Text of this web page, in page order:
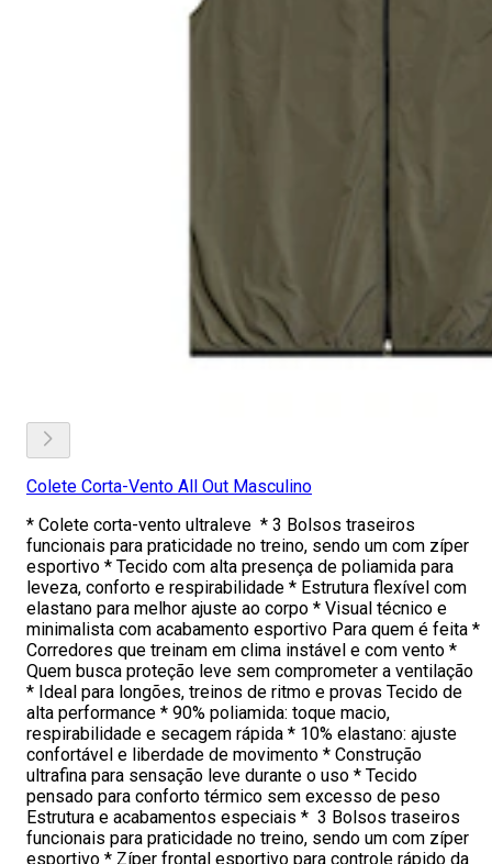
Colete Corta-Vento All Out Masculino
* Colete corta-vento ultraleve * 3 Bolsos traseiros
funcionais para praticidade no treino, sendo um com zíper
esportivo * Tecido com alta presença de poliamida para
leveza, conforto e respirabilidade * Estrutura flexível com
elastano para melhor ajuste ao corpo * Visual técnico e
minimalista com acabamento esportivo Para quem é feita *
Corredores que treinam em clima instável e com vento *
Quem busca proteção leve sem comprometer a ventilação
* Ideal para longões, treinos de ritmo e provas Tecido de
alta performance * 90% poliamida: toque macio,
respirabilidade e secagem rápida * 10% elastano: ajuste
confortável e liberdade de movimento * Construção
ultrafina para sensação leve durante o uso * Tecido
pensado para conforto térmico sem excesso de peso
Estrutura e acabamentos especiais * 3 Bolsos traseiros
funcionais para praticidade no treino, sendo um com zíper
esportivo * Zíper frontal esportivo para controle rápido da